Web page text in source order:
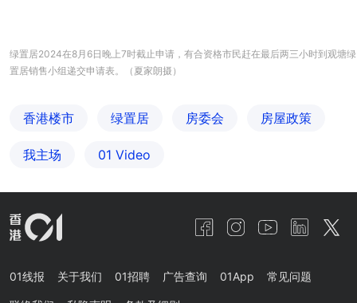
绿置居2024在8月6日晚上7时截止申请，有合资格市民赶在最后两三小时到观塘绿
置居销售小组递交申请表。（夏家朗摄）
香港楼市 绿置居 房委会 房屋政策
我主场 01 Video
01线报 关于我们 01招聘 广告查询 01App 常见问题